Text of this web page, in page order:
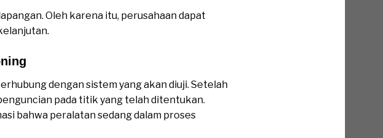
Oleh karena itu, perusahaan dapat
dengan sistem yang akan diuji. Setelah
pada titik yang telah ditentukan.
bahwa peralatan sedang dalam proses